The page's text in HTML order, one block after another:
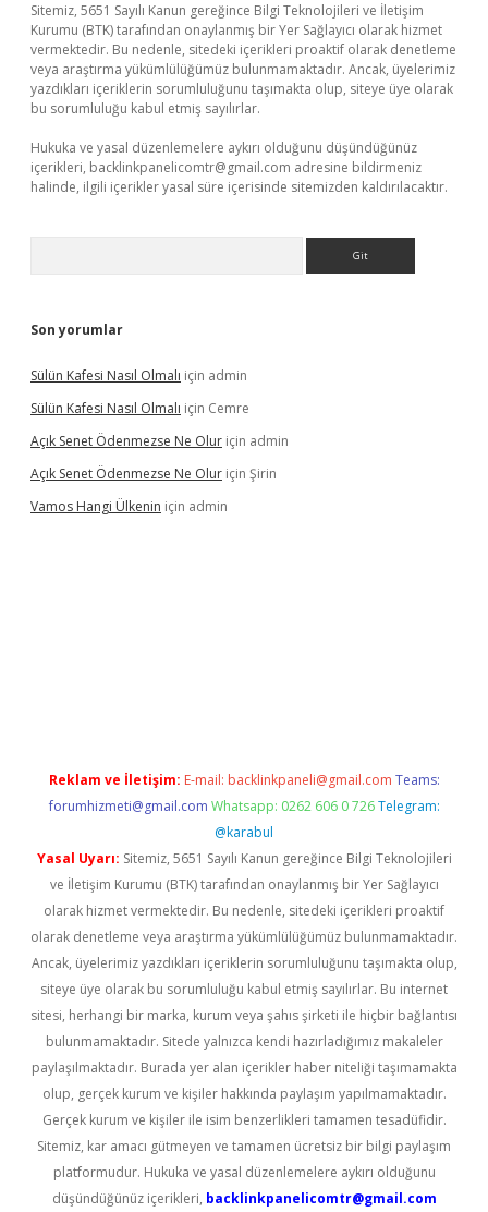
Sitemiz, 5651 Sayılı Kanun gereğince Bilgi Teknolojileri ve İletişim
Kurumu (BTK) tarafından onaylanmış bir Yer Sağlayıcı olarak hizmet
vermektedir. Bu nedenle, sitedeki içerikleri proaktif olarak denetleme
veya araştırma yükümlülüğümüz bulunmamaktadır. Ancak, üyelerimiz
yazdıkları içeriklerin sorumluluğunu taşımakta olup, siteye üye olarak
bu sorumluluğu kabul etmiş sayılırlar.
Hukuka ve yasal düzenlemelere aykırı olduğunu düşündüğünüz
içerikleri, backlinkpanelicomtr@gmail.com adresine bildirmeniz
halinde, ilgili içerikler yasal süre içerisinde sitemizden kaldırılacaktır.
Son yorumlar
Sülün Kafesi Nasıl Olmalı için admin
Sülün Kafesi Nasıl Olmalı için Cemre
Açık Senet Ödenmezse Ne Olur için admin
Açık Senet Ödenmezse Ne Olur için Şirin
Vamos Hangi Ülkenin için admin
Reklam ve İletişim: E-mail: backlinkpaneli@gmail.com Teams:
forumhizmeti@gmail.com Whatsapp: 0262 606 0 726 Telegram:
@karabul
Yasal Uyarı: Sitemiz, 5651 Sayılı Kanun gereğince Bilgi Teknolojileri
ve İletişim Kurumu (BTK) tarafından onaylanmış bir Yer Sağlayıcı
olarak hizmet vermektedir. Bu nedenle, sitedeki içerikleri proaktif
olarak denetleme veya araştırma yükümlülüğümüz bulunmamaktadır.
Ancak, üyelerimiz yazdıkları içeriklerin sorumluluğunu taşımakta olup,
siteye üye olarak bu sorumluluğu kabul etmiş sayılırlar. Bu internet
sitesi, herhangi bir marka, kurum veya şahıs şirketi ile hiçbir bağlantısı
bulunmamaktadır. Sitede yalnızca kendi hazırladığımız makaleler
paylaşılmaktadır. Burada yer alan içerikler haber niteliği taşımamakta
olup, gerçek kurum ve kişiler hakkında paylaşım yapılmamaktadır.
Gerçek kurum ve kişiler ile isim benzerlikleri tamamen tesadüfidir.
Sitemiz, kar amacı gütmeyen ve tamamen ücretsiz bir bilgi paylaşım
platformudur. Hukuka ve yasal düzenlemelere aykırı olduğunu
düşündüğünüz içerikleri, backlinkpanelicomtr@gmail.com